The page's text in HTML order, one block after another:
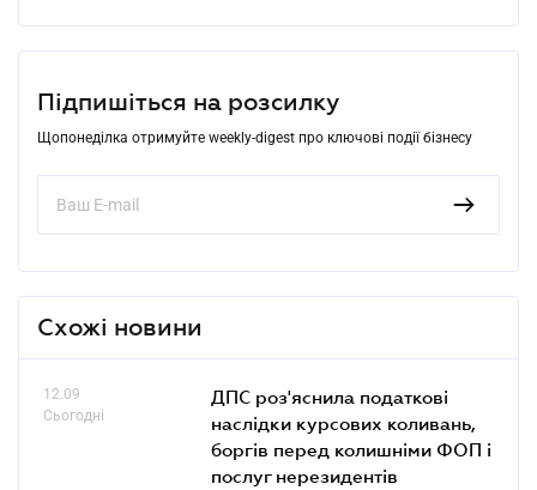
Підпишіться на розсилку
Щопонеділка отримуйте weekly-digest про ключові події бізнесу
Схожі новини
12.09
Сьогодні
ДПС роз'яснила податкові
наслідки курсових коливань,
боргів перед колишніми ФОП і
послуг нерезидентів